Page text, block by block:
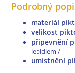
Podrobný
materiál
velikost
připevnění
lepidlem /
umístnění